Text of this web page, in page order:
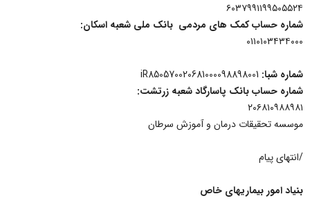
۶۰۳۷۹۹۱۱۹۹۵۰۵۵۲۴
شماره حساب کمک های مردمی بانک ملی شعبه اسکان:
۰۱۱۰۱۰۳۴۳۴۰۰۰
شماره شبا:
شماره حساب بانک پاسارگاد شعبه زرتشت:
۲۰۶۸۱۰۹۸۸۹۸۱
موسسه تحقیقات درمان و آموزش سرطان
/انتهای پیام
بنیاد امور بیماریهای خاص